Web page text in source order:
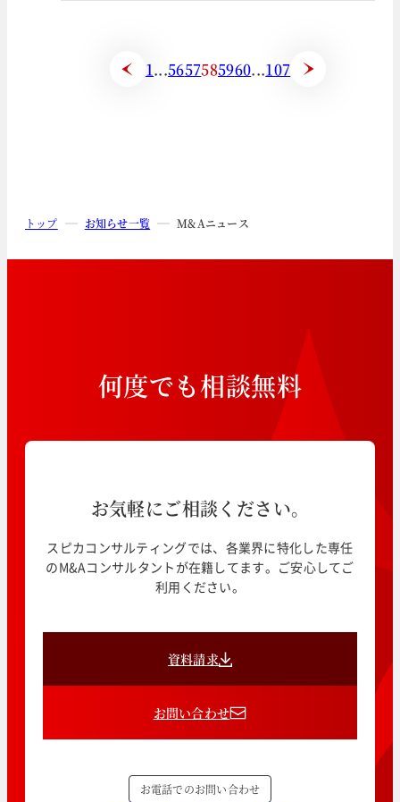
1...5657585960...107
トップ お知らせ一覧 M&Aニュース
何度でも相談無料
お気軽にご相談ください。
スピカコンサルティングでは、各業界に特化した専任
のM&Aコンサルタントが在籍してます。ご安心してご
利用ください。
資料請求
お問い合わせ
お電話でのお問い合わせ